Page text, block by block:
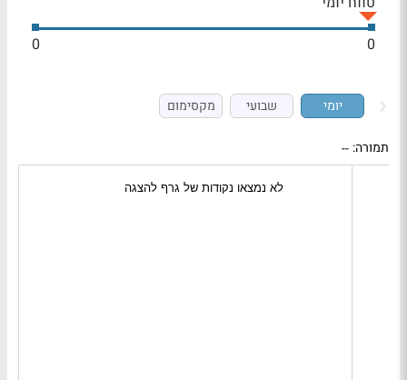
0
0
יומי שבועי מקסימום
תמורה: --